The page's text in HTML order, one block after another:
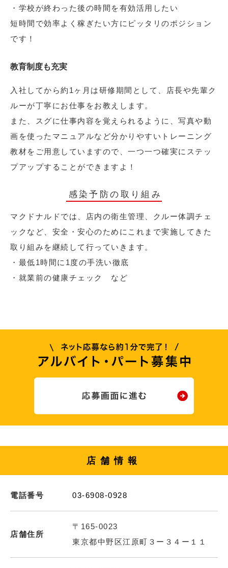
・学校が終わった後の時間を有効活用したい
短時間で効率よく稼ぎたい方にピッタリのポジション
です！
教育制度も充実
入社してから約1ヶ月は研修期間として、店長や先輩ク
ルーが丁寧にお仕事をお教えします。
また、スグに仕事内容を覚えられるように、写真や動
画を使ったマニュアルなど分かりやすいトレーニング
教材をご用意していますので、一つ一つ確実にステッ
プアップすることができますよ！
感染予防の取り組み
マクドナルドでは、店内の衛生管理、クルー体調チェ
ックなど、安全・安心のためにこれまで実施してきた
取り組みを継続して行っていきます。
・最低1時間に1度の手洗い徹底
・就業前の健康チェック など
店舗情報
電話番号 03-6908-0928
店舗住所
〒165-0023
東京都中野区江原町３ー３４ー１１